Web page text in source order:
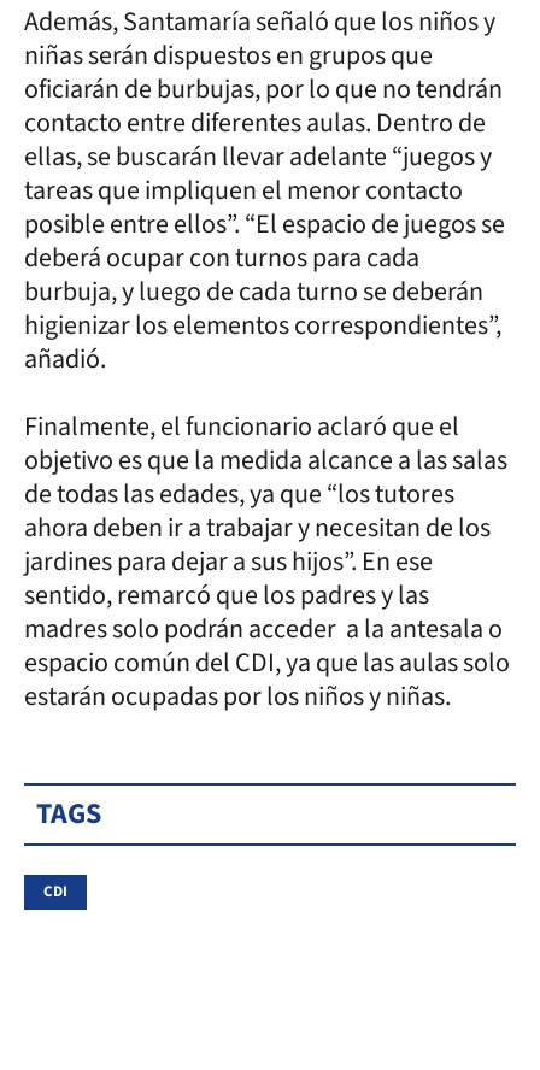
Además, Santamaría señaló que los niños y
niñas serán dispuestos en grupos que
oficiarán de burbujas, por lo que no tendrán
contacto entre diferentes aulas. Dentro de
ellas, se buscarán llevar adelante “juegos y
tareas que impliquen el menor contacto
posible entre ellos”. “El espacio de juegos se
deberá ocupar con turnos para cada
burbuja, y luego de cada turno se deberán
higienizar los elementos correspondientes”,
añadió.
Finalmente, el funcionario aclaró que el
objetivo es que la medida alcance a las salas
de todas las edades, ya que “los tutores
ahora deben ir a trabajar y necesitan de los
jardines para dejar a sus hijos”. En ese
sentido, remarcó que los padres y las
madres solo podrán acceder a la antesala o
espacio común del CDI, ya que las aulas solo
estarán ocupadas por los niños y niñas.
TAGS
CDI